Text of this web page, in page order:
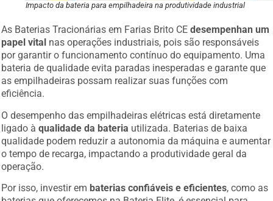
Impacto da bateria para empilhadeira na produtividade industrial
As Baterias Tracionárias em Farias Brito CEdesempenhan um
papel vital nas operações industriais, pois são responsáveis
por garantir o funcionamento contínuo do equipamento. Uma
bateria de qualidade evita paradas inesperadas e garante que
as empilhadeiras possam realizar suas funções com
eficiência.
O desempenho das empilhadeiras elétricas está diretamente
ligado àqualidade da bateria utilizada. Baterias de baixa
qualidade podem reduzir a autonomia da máquina e aumentar
o tempo de recarga, impactando a produtividade geral da
operação.
Por isso, investir em baterias confiáveis e eficientes, como as